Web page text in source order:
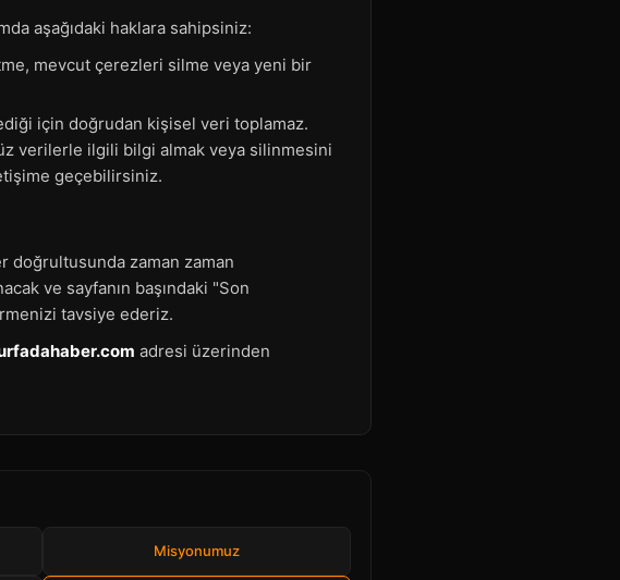
aşağıdaki haklara sahipsiniz:
mevcut çerezleri silme veya yeni bir
için doğrudan kişisel veri toplamaz.
verilerle ilgili bilgi almak veya silinmesini
geçebilirsiniz.
doğrultusunda zaman zaman
ve sayfanın başındaki "Son
tavsiye ederiz.
adresi üzerinden
Misyonumuz